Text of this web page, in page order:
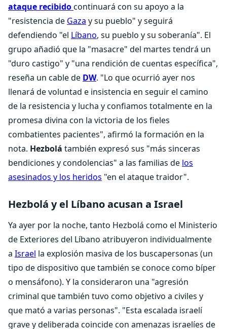
ataque recibidocontinuará con su apoyo a la
"resistencia de Gaza y su pueblo" y seguirá
defendiendo "el Líbano, su pueblo y su soberanía". El
grupo añadió que la "masacre" del martes tendrá un
"duro castigo" y "una rendición de cuentas específica",
reseña un cable de DW. "Lo que ocurrió ayer nos
llenará de voluntad e insistencia en seguir el camino
de la resistencia y lucha y confiamos totalmente en la
promesa divina con la victoria de los fieles
combatientes pacientes", afirmó la formación en la
nota. Hezbolá también expresó sus "más sinceras
bendiciones y condolencias" a las familias de los
asesinados y los heridos "en el ataque traidor".
Hezbolá y el Líbano acusan a Israel
Ya ayer por la noche, tanto Hezbolá como el Ministerio
de Exteriores del Líbano atribuyeron individualmente
a Israel la explosión masiva de los buscapersonas (un
tipo de dispositivo que también se conoce como bíper
o mensáfono). Y la consideraron una "agresión
criminal que también tuvo como objetivo a civiles y
que mató a varias personas". "Esta escalada israelí
grave y deliberada coincide con amenazas israelíes de